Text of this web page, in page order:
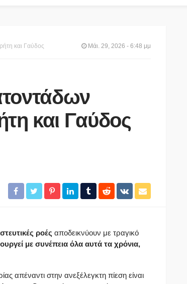
και Γαύδος Μάι. 29, 2026 - 6:48 μμ
και Γαύδος
ροές αποδεικνύουν με τραγικό
με συνέπεια όλα αυτά τα χρόνια,
απέναντι στην ανεξέλεγκτη πίεση είναι
απέναντι στις επιζωοτίες 12,5
βιοασφάλειας
08/08/2026